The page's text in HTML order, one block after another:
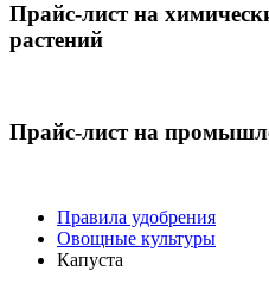
Прайс-лист на
растений
Прайс-лист на
Правила удобрения
Овощные культуры
Капуста